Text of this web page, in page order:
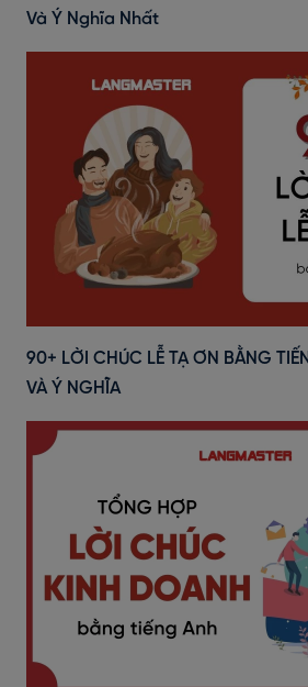
Và Ý Nghĩa Nhất
90+ LỜI CHÚC LỄ TẠ ƠN BẰNG
VÀ Ý NGHĨA